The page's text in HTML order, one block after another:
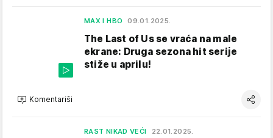
MAX I HBO 09.01.2025.
The Last of Us se vraća na male
ekrane: Druga sezona hit serije
stiže u aprilu!
Komentariši
RAST NIKAD VEĆI 22.01.2025.